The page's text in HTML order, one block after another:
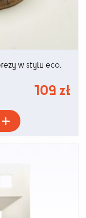
w stylu eco.
109 zł